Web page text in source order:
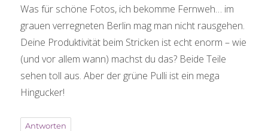
Was für schöne Fotos, ich bekomme Fernweh… im
grauen verregneten Berlin mag man nicht rausgehen.
Deine Produktivität beim Stricken ist echt enorm – wie
(und vor allem wann) machst du das? Beide Teile
sehen toll aus. Aber der grüne Pulli ist ein mega
Hingucker!
Antworten